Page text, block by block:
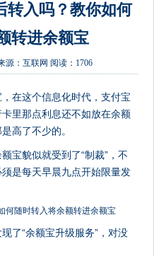
转入吗？教你如何
转进余额宝
源：互联网 阅读：1706
在这个信息化时代，支付宝
里那点利息还不如放在余额
高了不少的。
宝貌似就受到了“制裁”，不
是每天早晨九点开始限量发
了“余额宝升级服务”，对没